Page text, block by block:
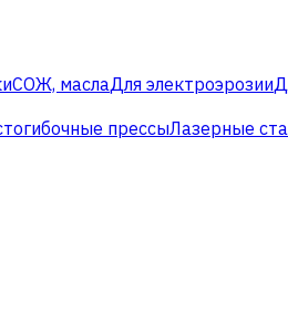
СОЖ, маслаДля электроэрозии
прессыЛазерные